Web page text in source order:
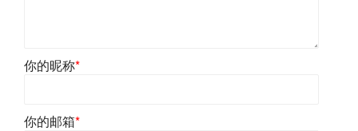
你的昵称*
你的邮箱*